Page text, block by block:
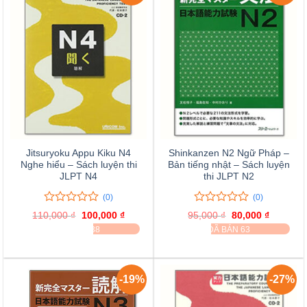
Jitsuryoku Appu Kiku N4
Nghe hiểu – Sách luyện thi
JLPT N4
0
trên
0
giá
(0)
110,000₫ Giá
gốc
100,000 ₫Giá
hiện
tại
ĐÃ BÁN 38
Shinkanzen N2 Ngữ Pháp –
Bản tiếng nhật – Sách luyện
thi JLPT N2
0
trên
0
giá
(0)
95,000₫ Giá
gốc
là:
80,000 ₫Giá
hiện
tại
ĐÃ BÁN 63
-19% -27%